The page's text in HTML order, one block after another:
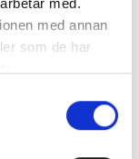
med.
med annan
som de har